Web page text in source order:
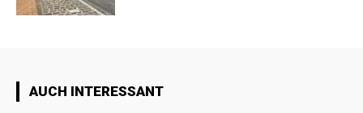
AUCH INTERESSANT